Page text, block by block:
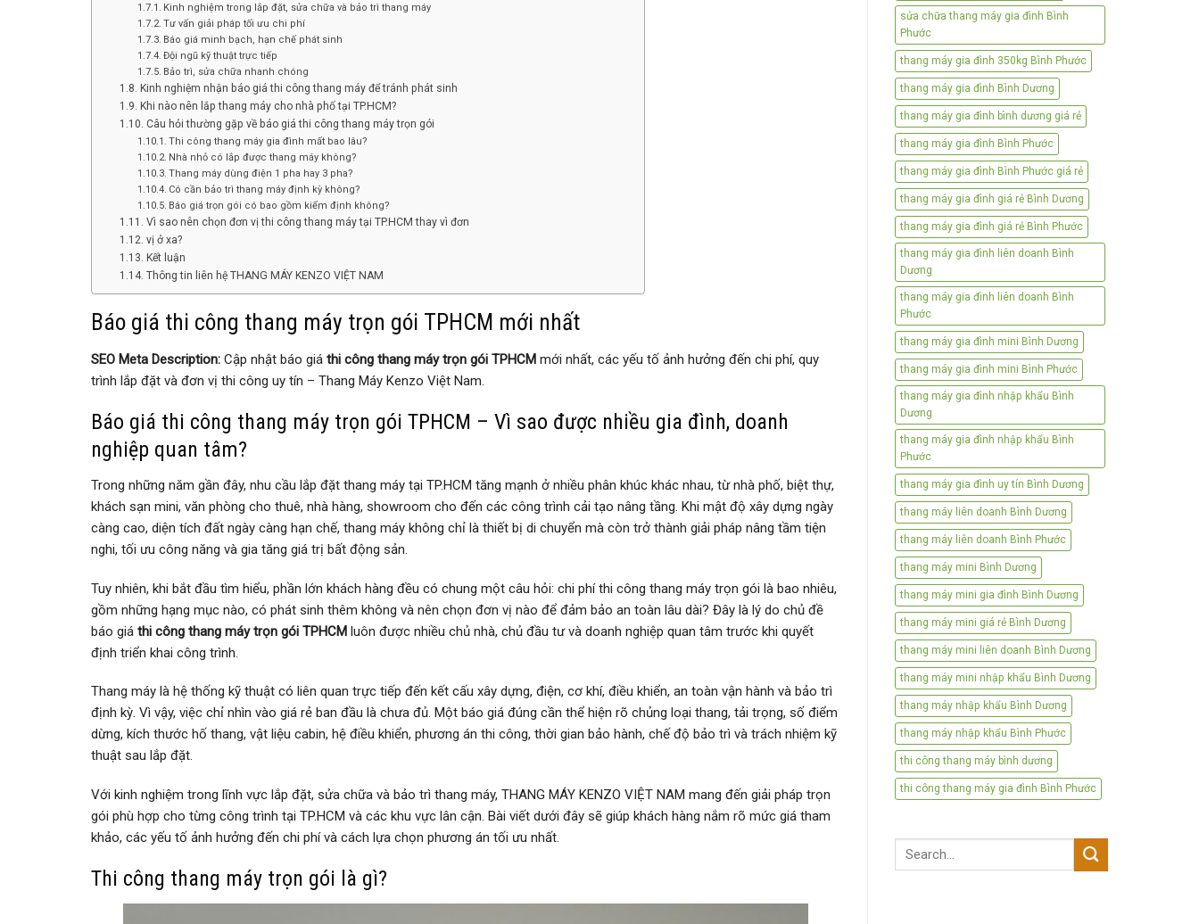
Kinh nghiệm trong lắp đặt, sửa chữa và bảo trì thang máy
Tư vấn giải pháp tối ưu chi phí
Báo giá minh bạch, hạn chế phát sinh
Đội ngũ kỹ thuật trực tiếp
Bảo trì, sửa chữa nhanh chóng
Kinh nghiệm nhận báo giá thi công thang máy để tránh phát sinh
Khi nào nên lắp thang máy cho nhà phố tại TP.HCM?
Câu hỏi thường gặp về báo giá thi công thang máy trọn gói
Thi công thang máy gia đình mất bao lâu?
Nhà nhỏ có lắp được thang máy không?
Thang máy dùng điện 1 pha hay 3 pha?
Có cần bảo trì thang máy định kỳ không?
Báo giá trọn gói có bao gồm kiểm định không?
Vì sao nên chọn đơn vị thi công thang máy tại TP.HCM thay vì đơn
vị ở xa?
Kết luận
Thông tin liên hệ THANG MÁY KENZO VIỆT NAM
Báo giá thi công thang máy trọn gói TPHCM mới nhất
SEO Meta Description: Cập nhật báo giá thi công thang máy trọn gói TPHCM mới nhất, các yếu tố ảnh hưởng đến chi phí, quy
trình lắp đặt và đơn vị thi công uy tín – Thang Máy Kenzo Việt Nam.
Báo giá thi công thang máy trọn gói TPHCM – Vì sao được nhiều gia đình, doanh
nghiệp quan tâm?
Trong những năm gần đây, nhu cầu lắp đặt thang máy tại TP.HCM tăng mạnh ở nhiều phân khúc khác nhau, từ nhà phố, biệt thự,
khách sạn mini, văn phòng cho thuê, nhà hàng, showroom cho đến các công trình cải tạo nâng tầng. Khi mật độ xây dựng ngày
càng cao, diện tích đất ngày càng hạn chế, thang máy không chỉ là thiết bị di chuyển mà còn trở thành giải pháp nâng tầm tiện
nghi, tối ưu công năng và gia tăng giá trị bất động sản.
Tuy nhiên, khi bắt đầu tìm hiểu, phần lớn khách hàng đều có chung một câu hỏi: chi phí thi công thang máy trọn gói là bao nhiêu,
gồm những hạng mục nào, có phát sinh thêm không và nên chọn đơn vị nào để đảm bảo an toàn lâu dài? Đây là lý do chủ đề
báo giá thi công thang máy trọn gói TPHCM luôn được nhiều chủ nhà, chủ đầu tư và doanh nghiệp quan tâm trước khi quyết
định triển khai công trình.
Thang máy là hệ thống kỹ thuật có liên quan trực tiếp đến kết cấu xây dựng, điện, cơ khí, điều khiển, an toàn vận hành và bảo trì
định kỳ. Vì vậy, việc chỉ nhìn vào giá rẻ ban đầu là chưa đủ. Một báo giá đúng cần thể hiện rõ chủng loại thang, tải trọng, số điểm
dừng, kích thước hố thang, vật liệu cabin, hệ điều khiển, phương án thi công, thời gian bảo hành, chế độ bảo trì và trách nhiệm kỹ
thuật sau lắp đặt.
Với kinh nghiệm trong lĩnh vực lắp đặt, sửa chữa và bảo trì thang máy, THANG MÁY KENZO VIỆT NAM mang đến giải pháp trọn
gói phù hợp cho từng công trình tại TP.HCM và các khu vực lân cận. Bài viết dưới đây sẽ giúp khách hàng nắm rõ mức giá tham
khảo, các yếu tố ảnh hưởng đến chi phí và cách lựa chọn phương án tối ưu nhất.
Thi công thang máy trọn gói là gì?
sửa chữa thang máy gia đình Bình
Phước
thang máy gia đình 350kg Bình Phước
thang máy gia đình Bình Dương
thang máy gia đình bình dương giá rẻ
thang máy gia đình Bình Phước
thang máy gia đình Bình Phước giá rẻ
thang máy gia đình giá rẻ Bình Dương
thang máy gia đình giá rẻ Bình Phước
thang máy gia đình liên doanh Bình
Dương
thang máy gia đình liên doanh Bình
Phước
thang máy gia đình mini Bình Dương
thang máy gia đình mini Bình Phước
thang máy gia đình nhập khẩu Bình
Dương
thang máy gia đình nhập khẩu Bình
Phước
thang máy gia đình uy tín Bình Dương
thang máy liên doanh Bình Dương
thang máy liên doanh Bình Phước
thang máy mini Bình Dương
thang máy mini gia đình Bình Dương
thang máy mini giá rẻ Bình Dương
thang máy mini liên doanh Bình Dương
thang máy mini nhập khẩu Bình Dương
thang máy nhập khẩu Bình Dương
thang máy nhập khẩu Bình Phước
thi công thang máy bình dương
thi công thang máy gia đình Bình Phước
Search